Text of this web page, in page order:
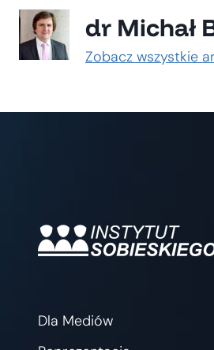
dr Michał
Zobacz wszystkie
Dla Mediów